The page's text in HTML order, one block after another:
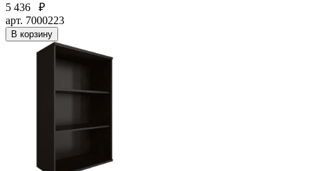
5 436
₽
арт. 7000223
В корзину